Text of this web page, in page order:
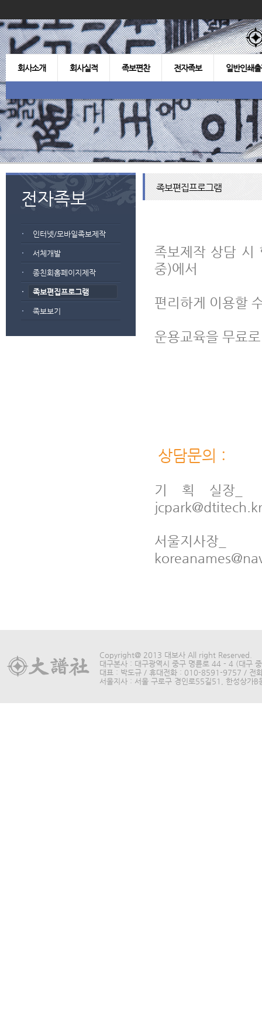
회사소개 회사실적 족보편찬 전자족보 일반인쇄
전자족보
인터넷/모바일족보제작
서체개발
종친회홈페이지제작
족보편집프로그램
족보보기
족보편집프로그램
족보제작 상담 시
중)에서
편리하게 이용할
운용교육을 무료
상담문의 :
기 획 실장_
jcpark@dtitech.kr
서울지사장
대구본사 : 대구광역시 중구 명륜로 44 - 4 (대구
대표 : 박도규 / 휴대전화 : 010-8591-9757 /
서울지사 : 서울 구로구 경인로55길51, 한성상
Copyright@ 2013 대보사 All right Reserved.